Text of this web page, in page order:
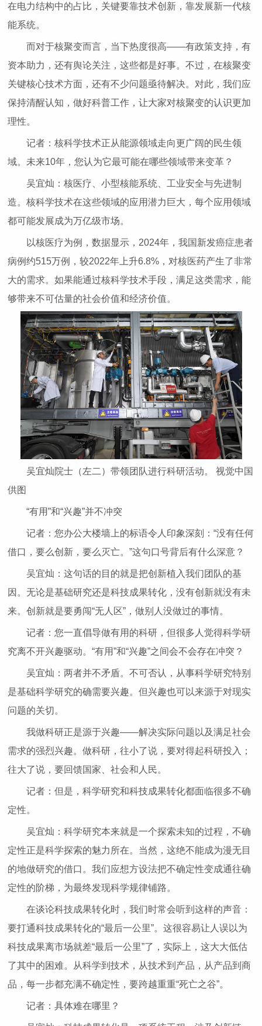
在电力结构中的占比，关键要靠技术创新，靠发展新一代核
能系统。
而对于核聚变而言，当下热度很高——有政策支持，有
资本助力，还有舆论关注，这些都是好事。不过，在核聚变
关键核心技术方面，还有不少问题亟待解决。对此，我们应
保持清醒认知，做好科普工作，让大家对核聚变的认识更加
理性。
记者：核科学技术正从能源领域走向更广阔的民生领
域。未来10年，您认为它最可能在哪些领域带来变革？
吴宜灿：核医疗、小型核能系统、工业安全与先进制
造。核科学技术在这些领域的应用潜力巨大，每个应用领域
都可能发展成为万亿级市场。
以核医疗为例，数据显示，2024年，我国新发癌症患者
病例约515万例，较2022年上升6.8%，对核医药产生了非常
大的需求。如果能通过核科学技术手段，满足这类需求，能
够带来不可估量的社会价值和经济价值。
吴宜灿院士（左二）带领团队进行科研活动。 视觉中国
供图
“有用”和“兴趣”并不冲突
记者：您办公大楼墙上的标语令人印象深刻：“没有任何
借口，要么创新，要么灭亡。”这句口号背后有什么深意？
吴宜灿：这句话的目的就是把创新植入我们团队的基
因。无论是基础研究还是科技成果转化，没有创新就没有未
来。创新就是要勇闯“无人区”，做别人没做过的事情。
记者：您一直倡导做有用的科研，但很多人觉得科学研
究离不开兴趣驱动。“有用”和“兴趣”之间会不会存在冲突？
吴宜灿：两者并不矛盾。不可否认，从事科学研究特别
是基础科学研究的确需要兴趣。但兴趣也可以来源于对现实
问题的关切。
我做科研正是源于兴趣——解决实际问题以及满足社会
需求的强烈兴趣。做科研，往小了说，要对得起科研投入；
往大了说，要回馈国家、社会和人民。
记者：但是，科学研究和科技成果转化都面临很多不确
定性。
吴宜灿：科学研究本来就是一个探索未知的过程，不确
定性正是科学探索的魅力所在。当然，这绝不能成为漫无目
的地做研究的借口。我们应想方设法把不确定性变成通往确
定性的阶梯，为最终发现科学规律铺路。
在谈论科技成果转化时，我们时常会听到这样的声音：
要打通科技成果转化的“最后一公里”。这很容易让人误以为
科技成果离市场就差“最后一公里”了，实际上，这大大低估
了其中的困难。从科学到技术，从技术到产品，从产品到商
品，每一步都充满不确定性，要跨越重重“死亡之谷”。
记者：具体难在哪里？